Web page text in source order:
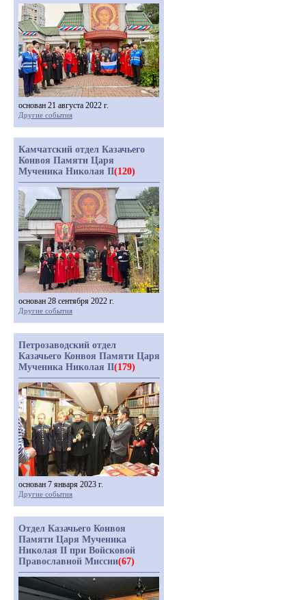
основан 21 августа 2022 г.
Другие события
Камчатский отдел Казачьего
Конвоя Памяти Царя
Мученика Николая II(120)
основан 28 сентября 2022 г.
Другие события
Петрозаводский отдел
Казачьего Конвоя Памяти Царя
Мученика Николая II(179)
основан 7 января 2023 г.
Другие события
Отдел Казачьего Конвоя
Памяти Царя Мученика
Николая II при Войсковой
Православной Миссии(67)